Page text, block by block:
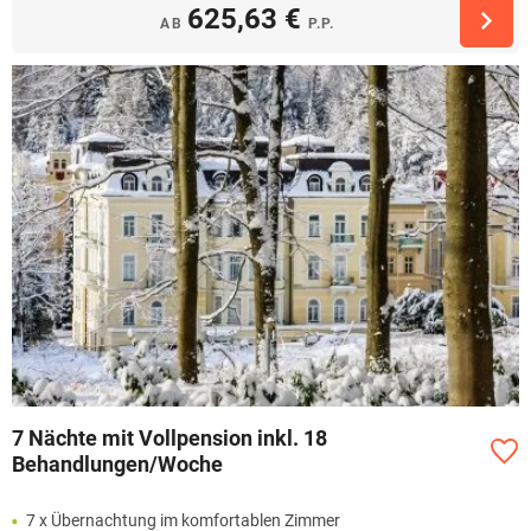
AB 625,63 € P.P.
7 Nächte mit Vollpension inkl. 18
Behandlungen/Woche
7 x Übernachtung im komfortablen Zimmer